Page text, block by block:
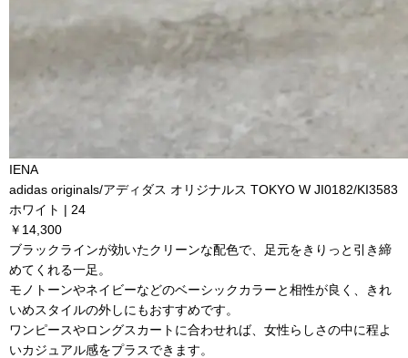
IENA
adidas originals/アディダス オリジナルス TOKYO W JI0182/KI3583
ホワイト | 24
￥14,300
ブラックラインが効いたクリーンな配色で、足元をきりっと引き締
めてくれる一足。
モノトーンやネイビーなどのベーシックカラーと相性が良く、きれ
いめスタイルの外しにもおすすめです。
ワンピースやロングスカートに合わせれば、女性らしさの中に程よ
いカジュアル感をプラスできます。